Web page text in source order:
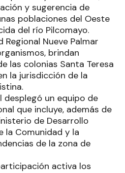
y sugerencia de
poblaciones del Oeste
del río Pilcomayo.
Nueve Palmar
brindan
las colonias Santa Teresa
la jurisdicción de la
desplegó un equipo de
que incluye, además de
de Desarrollo
la Comunidad y la
de la zona de
activa los